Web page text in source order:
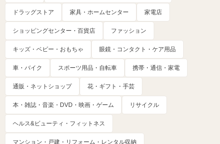
ドラッグストア 家具・ホームセンター 家電店
ショッピングセンター・百貨店 ファッション
キッズ・ベビー・おもちゃ 眼鏡・コンタクト・ケア用品
車・バイク スポーツ用品・自転車 携帯・通信・家電
通販・ネットショップ 花・ギフト・手芸
本・雑誌・音楽・DVD・映画・ゲーム リサイクル
ヘルス&ビューティ・フィットネス
マンション・戸建・リフォーム・レンタル収納